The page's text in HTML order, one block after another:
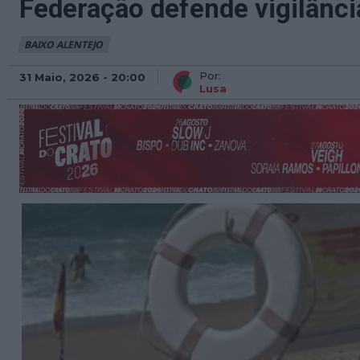
Federação defende
BAIXO ALENTEJO
31 Maio, 2026 - 20:00
Por:
Lusa